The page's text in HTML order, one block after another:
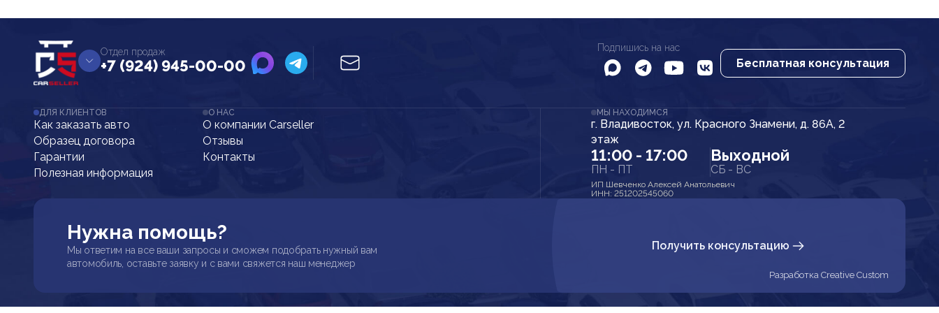
Отдел продаж
+7 (924) 945-00-00
Подпишись на нас
Бесплатная консультация
ДЛЯ КЛИЕНТОВ
Как заказать авто
Образец договора
Гарантии
Полезная информация
О НАС
О компании Carseller
Отзывы
Контакты
МЫ НАХОДИМСЯ
г. Владивосток, ул. Красного Знамени, д. 86А, 2
этаж
11:00 - 17:00
ПН - ПТ
Выходной
СБ - ВС
ИП Шевченко Алексей Анатольевич
ИНН: 251202545060
Нужна помощь?
Мы ответим на все ваши запросы и сможем подобрать нужный вам
автомобиль, оставьте заявку и с вами свяжется наш менеджер
Получить консультацию
Разработка Creative Custom